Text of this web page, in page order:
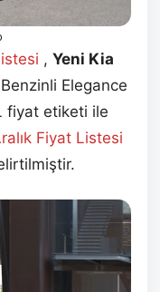
, Yeni Kia
Benzinli Elegance
fiyat etiketi ile
Fiyat Listesi